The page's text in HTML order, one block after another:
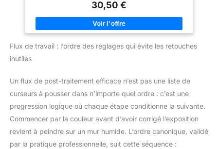
précieuses données et une
scénarios. 【ADAPTATEUR
Mémoire est fournie avec un
compatibilité et facilite l'accès
et le transfert de données sur un
allant jusqu'à 90 Mo/s Parfaite pour la réalisation de vidéos
UHD 4K et une photographie en mode rafale séquentielle
Enregistrez des vidéos ininterrompues avec une Classe de
vitesse UHS 3 (U3) et une Classe de vitesse vidéo 30 (V30)
Conçue et testée en conditions extrêmes ; résiste aux
Vitesses de capture allant jusqu'à 140 Mo/s
30,50 €
Flux de travail : l’ordre des réglages qui évite les retouches
inutiles
Un flux de post-traitement efficace n’est pas une liste de
curseurs à pousser dans n’importe quel ordre : c’est une
progression logique où chaque étape conditionne la suivante.
Commencer par la couleur avant d’avoir corrigé l’exposition
revient à peindre sur un mur humide. L’ordre canonique, validé
par la pratique professionnelle, suit cette séquence :